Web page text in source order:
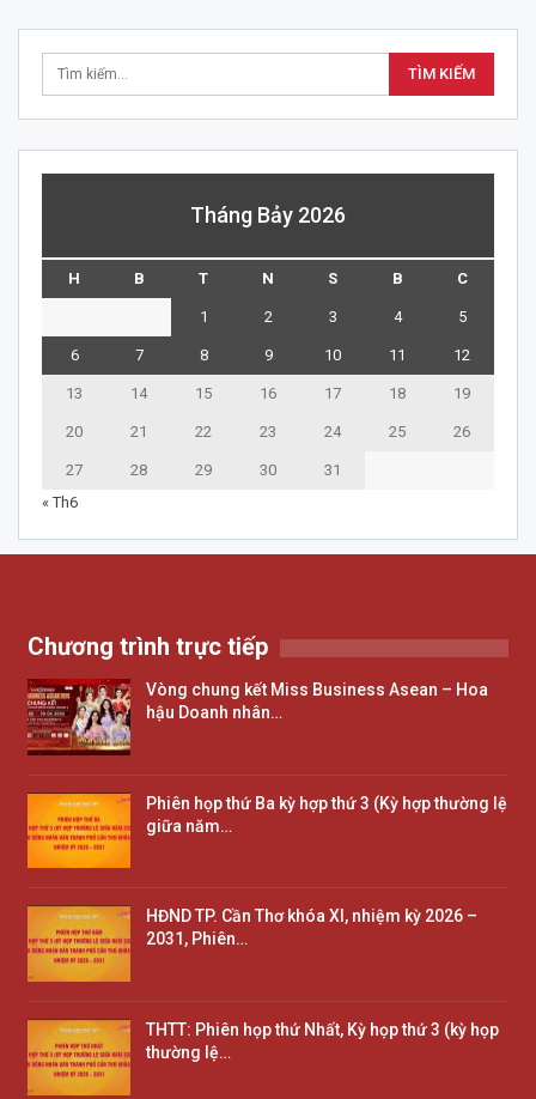
Tháng Bảy 2026
H B T N S B C
1 2 3 4 5
6 7 8 9 10 11 12
13 14 15 16 17 18 19
20 21 22 23 24 25 26
27 28 29 30
31
« Th6
Chương trình trực tiếp
Vòng chung kết Miss Business Asean – Hoa
hậu Doanh nhân…
Phiên họp thứ Ba kỳ hợp thứ 3 (Kỳ hợp thường lệ
giữa năm…
HĐND TP. Cần Thơ khóa XI, nhiệm kỳ 2026 –
2031, Phiên…
THTT: Phiên họp thứ Nhất, Kỳ họp thứ 3 (kỳ họp
thường lệ…